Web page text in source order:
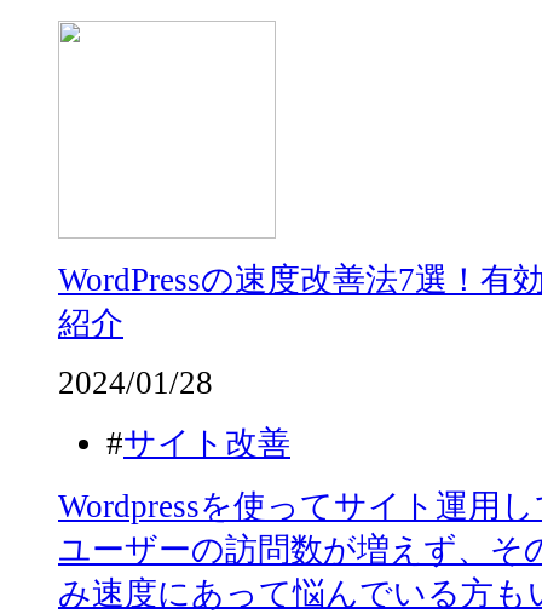
WordPressの速度改善法7選！有
紹介
2024/01/28
#サイト改善
Wordpressを使ってサイト運用
ユーザーの訪問数が増えず、そ
み速度にあって悩んでいる方